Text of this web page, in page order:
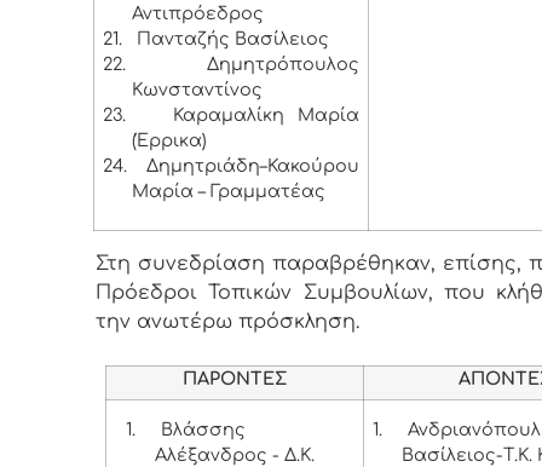
Αντιπρόεδρος
21.
Πανταζής Βασίλειος
22.
Δημητρόπουλος
Κωνσταντίνος
23.
Καραμαλίκη Μαρία
(Έρρικα)
24.
Δημητριάδη–Κακούρου
Μαρία – Γραμματέας
Στη συνεδρίαση παραβρέθηκαν, επίσης,
Πρόεδροι Τοπικών Συμβουλίων, που
την ανωτέρω πρόσκληση.
ΠΑΡΟΝΤΕΣ
1.
Βλάσσης
Αλέξανδρος - Δ.Κ.
1.
Βασίλειος-Τ.Κ.